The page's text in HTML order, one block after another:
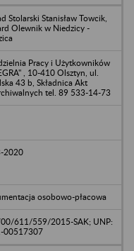
Stolarski Stanisław Towcik,
Olewnik w Niedzicy -
Pracy i Użytkowników
, 10-410 Olsztyn, ul.
43 b, Składnica Akt
tel. 89 533-14-73
2020
osobowo-płacowa
611/559/2015-SAK; UNP:
00517307